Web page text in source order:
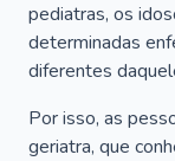
pediatras, os
determinadas
diferentes
Por isso, as
geriatra, que